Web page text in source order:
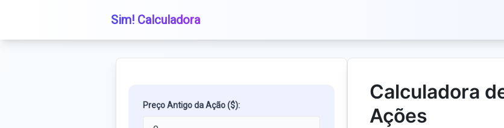
Sim! Calculadora
Preço Antigo da Ação ($):
Calculadora
Ações